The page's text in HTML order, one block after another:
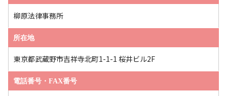
柳原法律事務所
所在地
東京都武蔵野市吉祥寺北町1-1-1 桜井ビル2F
電話番号・FAX番号